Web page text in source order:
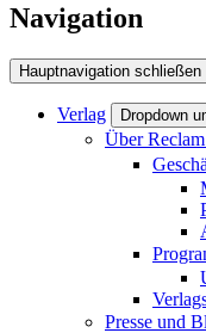
Navigation
Hauptnavigation schließen
Verlag Dropdown
Über Reclam
Presse und